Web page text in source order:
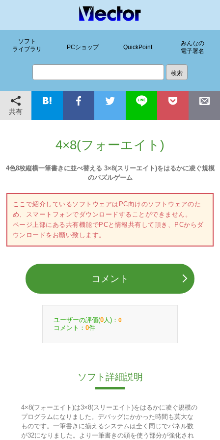
ソフト
ライブラリ
PCショップ QuickPoint
みんなの
電子署名
共有
4×8(フォーエイト)
4色8枚縦横一筆書きに並べ替える 3×8(スリーエイト)をはるかに凌ぐ規模
のパズルゲーム
ここで紹介しているソフトウェアはPC向けのソフトウェアのた
め、スマートフォンでダウンロードすることができません。
ページ上部にある共有機能でPCと情報共有して頂き、PCからダ
ウンロードをお願い致します。
コメント
ユーザーの評価(0 人)： 0
コメント： 0件
ソフト詳細説明
4×8(フォーエイト)は3×8(スリーエイト)をはるかに凌ぐ規模の
プログラムになりました。デバッグにかかった時間も莫大な
ものです。一筆書きに揃えるシステムは全く同じでパネル数
が32になりました。より一筆書きの頭を使う部分が強化され